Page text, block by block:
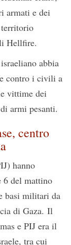
armati e dei
Hellfire.
abbia
contro i civili a
vittime dei
armi pesanti.
centro
hanno
6 del mattino
basi militari da
di Gaza. Il
e PIJ era il
tra cui